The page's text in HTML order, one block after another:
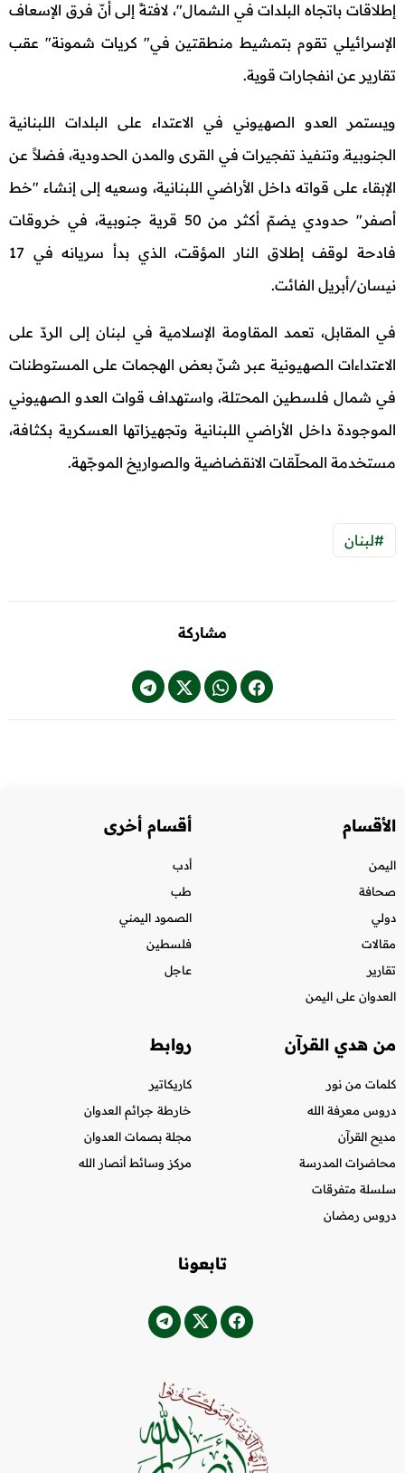
إطلاقات باتجاه البلدات في الشمال"، لافتةً إلى أنّ فرق الإسعاف
الإسرائيلي تقوم بتمشيط منطقتين في" كريات شمونة" عقب
تقارير عن انفجارات قوية.
ويستمر العدو الصهيوني في الاعتداء على البلدات اللبنانية
الجنوبيةـ وتنفيذ تفجيرات في القرى والمدن الحدودية، فضلاً عن
الإبقاء على قواته داخل الأراضي اللبنانية، وسعيه إلى إنشاء "خط
أصفر" حدودي يضمّ أكثر من 50 قرية جنوبية، في خروقات
فادحة لوقف إطلاق النار المؤقت، الذي بدأ سريانه في 17
نيسان/أبريل الفائت.
في المقابل، تعمد المقاومة الإسلامية في لبنان إلى الردّ على
الاعتداءات الصهيونية عبر شنّ بعض الهجمات على المستوطنات
في شمال فلسطين المحتلة، واستهداف قوات العدو الصهيوني
الموجودة داخل الأراضي اللبنانية وتجهيزاتها العسكرية بكثافة،
مستخدمة المحلّقات الانقضاضية والصواريخ الموجّهة.
#لبنان
مشاركة
الأقسام
اليمن
صحافة
دولي
مقالات
تقارير
العدوان على اليمن
أقسام أخرى
أدب
طب
الصمود اليمني
فلسطين
عاجل
من هدي القرآن
كلمات من نور
دروس معرفة الله
مديح القرآن
محاضرات المدرسة
سلسلة متفرقات
دروس رمضان
روابط
كاريكاتير
خارطة جرائم العدوان
مجلة بصمات العدوان
مركز وسائط أنصار الله
تابعونا